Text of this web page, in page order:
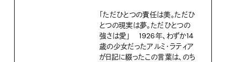
「ただひとつの責任は美。ただひ
とつの現実は夢。ただひとつの
強さは愛」 1926年、わずか14
歳の少女だったアルミ・ラティア
が日記に綴ったこの言葉は、のち